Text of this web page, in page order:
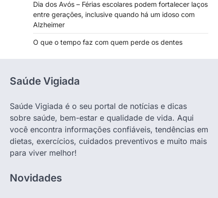
Dia dos Avós – Férias escolares podem fortalecer laços
entre gerações, inclusive quando há um idoso com
Alzheimer
O que o tempo faz com quem perde os dentes
Saúde Vigiada
Saúde Vigiada é o seu portal de notícias e dicas
sobre saúde, bem-estar e qualidade de vida. Aqui
você encontra informações confiáveis, tendências em
dietas, exercícios, cuidados preventivos e muito mais
para viver melhor!
Novidades